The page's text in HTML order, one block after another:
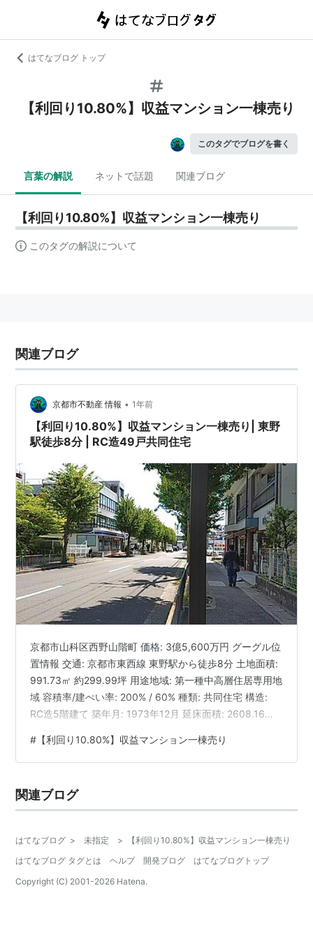
はてなブログ トップ
【利回り10.80%】収益マンション一棟売り
このタグでブログを書く
言葉の解説 ネットで話題 関連ブログ
【利回り10.80%】収益マンション一棟売り
このタグの解説について
関連ブログ
京都市不動産 情報 • 1年前
【利回り10.80%】収益マンション一棟売り| 東野
駅徒歩8分 | RC造49戸共同住宅
京都市山科区西野山階町 価格: 3億5,600万円 グーグル位
置情報 交通: 京都市東西線 東野駅から徒歩8分 土地面積:
991.73㎡ 約299.99坪 用途地域: 第一種中高層住居専用地
域 容積率/建ぺい率: 200% / 60% 種類: 共同住宅 構造:
RC造5階建て 築年月: 1973年12月 延床面積: 2608.16㎡
備考: 詳細については買主のCA（守秘義務契約）が必要
立地条件 京都市山科区西野山階町に位置し、京都市東西
。 第一種中高層住居専用地域に…
# 【利回り10.80%】収益マンション一棟売り
関連ブログ
はてなブログ > 未指定 >
【利回り10.80%】収益マンション一棟売り
はてなブログ タグとは
ヘルプ 開発ブログ
はてなブログトップ
Copyright (C) 2001-2026 Hatena.